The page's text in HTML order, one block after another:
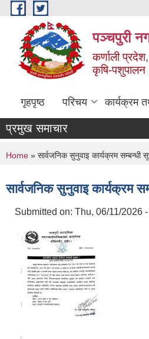
Skip to main content
पञ्चपुरी
कर्णाली
कृषि-पशुपालन
गृहपृष्ठ परिचय कार्यक्रम
प्रमुख समाचार
You are here
Home » सार्वजनिक सुनुवाइ कार्यक्रम सम्बन्धी
सार्वजनिक सुनुवाइ कार्यक्रम
Submitted on: Thu, 06/11/2026